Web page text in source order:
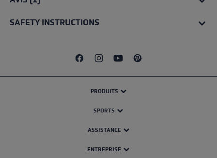
SAFETY INSTRUCTIONS
PRODUITS
SPORTS
ASSISTANCE
ENTREPRISE